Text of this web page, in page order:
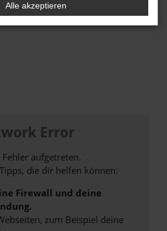
Error
aufgetreten.
die dir helfen können:
Firewall und deine
zum Beispiel deine
Alle akzeptieren